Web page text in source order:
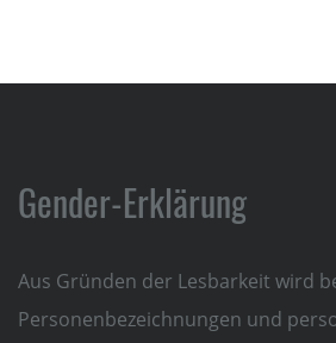
Gender-Erklärung
Aus Gründen der Lesbarkeit wird
Personenbezeichnungen und